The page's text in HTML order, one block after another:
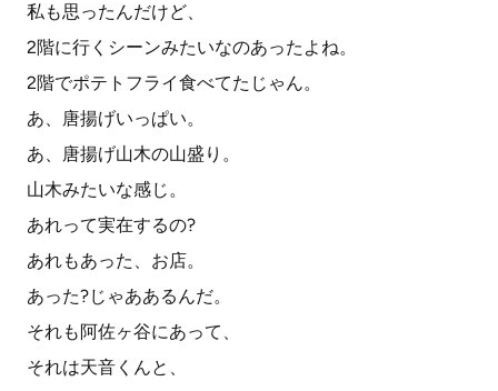
私も思ったんだけど、
2階に行くシーンみたいなのあったよね。
2階でポテトフライ食べてたじゃん。
あ、唐揚げいっぱい。
あ、唐揚げ山木の山盛り。
山木みたいな感じ。
あれって実在するの?
あれもあった、お店。
あった?じゃああるんだ。
それも阿佐ヶ谷にあって、
それは天音くんと、